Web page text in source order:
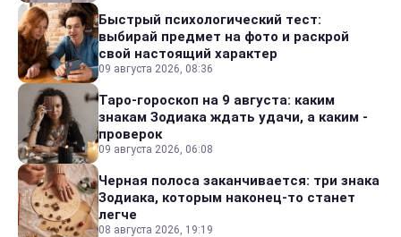
Быстрый психологический тест:
выбирай предмет на фото и раскрой
свой настоящий характер
09 августа 2026, 08:36
Таро-гороскоп на 9 августа: каким
знакам Зодиака ждать удачи, а каким -
проверок
09 августа 2026, 06:08
Черная полоса заканчивается: три знака
Зодиака, которым наконец-то станет
легче
08 августа 2026, 19:19